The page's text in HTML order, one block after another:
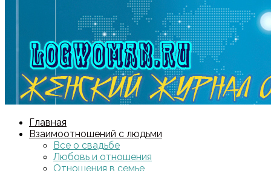
Главная
Взаимоотношений с людьми
Все о свадьбе
Любовь и отношения
Отношения в семье